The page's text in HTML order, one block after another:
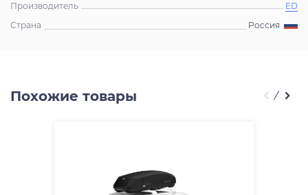
Производитель
ED
Страна
Россия
Похожие товары